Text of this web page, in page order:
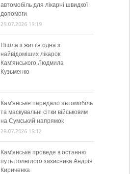
автомобіль для лікарні швидкої
допомоги
29.07.2026 19:19
Пішла з життя одна з
найвідоміших лікарок
Кам’янського Людмила
Кузьменко
Кам’янське передало автомобіль
та маскувальні сітки військовим
на Сумський напрямок
28.07.2026 19:12
Кам’янське проведе в останню
путь полеглого захисника Андрія
Кириченка